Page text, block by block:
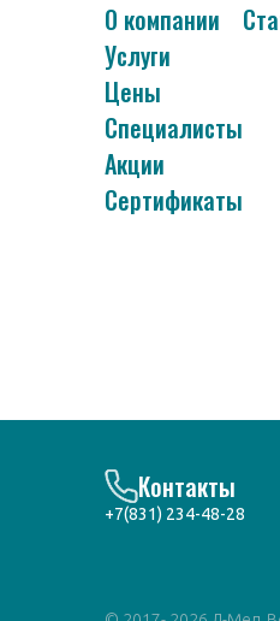
О компании
Услуги
Цены
Специалисты
Акции
Сертификаты
Контакты
+7(831) 234-48-28